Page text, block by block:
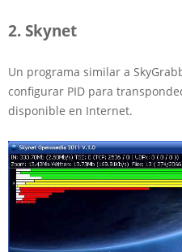
2. Skynet
Un programa similar a
configurar PID para
disponible en Internet.